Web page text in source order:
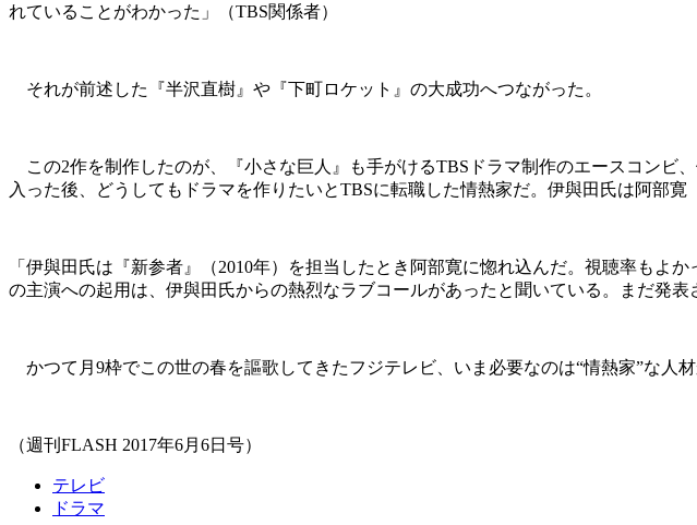
れていることがわかった」（TBS関係者）
それが前述した『半沢直樹』や『下町ロケット』の大成功へつながった。
この2作を制作したのが、『小さな巨人』も手がけるTBSドラマ制作のエースコンビ
入った後、どうしてもドラマを作りたいとTBSに転職した情熱家だ。伊與田氏は阿部寛
「伊與田氏は『新参者』（2010年）を担当したとき阿部寛に惚れ込んだ。視聴率もよ
の主演への起用は、伊與田氏からの熱烈なラブコールがあったと聞いている。まだ発
かつて月9枠でこの世の春を謳歌してきたフジテレビ、いま必要なのは“情熱家”な人材
（週刊FLASH 2017年6月6日号）
テレビ
ドラマ